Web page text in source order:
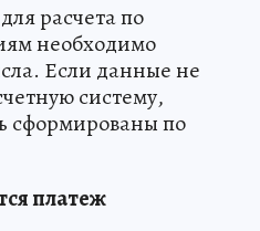
расчета по
необходимо
Если данные не
систему,
сформированы по
платеж